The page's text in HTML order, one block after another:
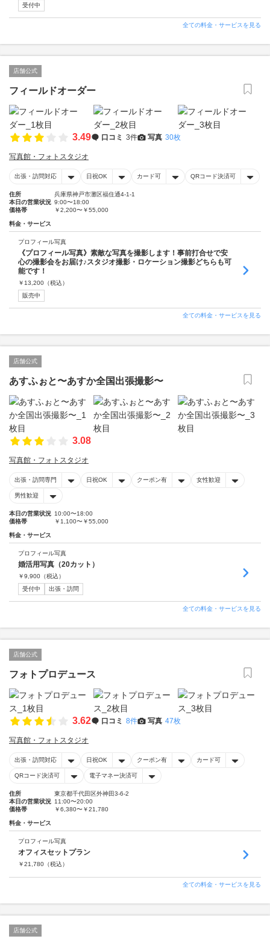
受付中
全ての料金・サービスを見る
店舗公式
フィールドオーダー
3.49 口コミ 3件 写真 30枚
写真館・フォトスタジオ
出張・訪問対応 日祝OK カード可 QRコード決済可
住所
兵庫県神戸市灘区福住通4-1-1
本日の営業状況 9:00〜18:00
価格帯
￥2,200〜￥55,000
料金・サービス
プロフィール写真
《プロフィール写真》素敵な写真を撮影します！事前打合せで安
心の撮影会をお届け♪スタジオ撮影・ロケーション撮影どちらも可
能です！
￥ 13,200 （税込）
販売中
全ての料金・サービスを見る
店舗公式
あすふぉと〜あすか全国出張撮影〜
3.08
写真館・フォトスタジオ
出張・訪問専門 日祝OK クーポン有 女性歓迎
男性歓迎
本日の営業状況 10:00〜18:00
価格帯
￥1,100〜￥55,000
料金・サービス
プロフィール写真
婚活用写真（20カット）
￥9,900 （税込）
受付中
出張・訪問
全ての料金・サービスを見る
店舗公式
フォトプロデュース
3.62 口コミ 8件 写真 47枚
写真館・フォトスタジオ
出張・訪問対応 日祝OK クーポン有 カード可
QRコード決済可 電子マネー決済可
住所
東京都千代田区外神田3-6-2
本日の営業状況 11:00〜20:00
価格帯
￥6,380〜￥21,780
料金・サービス
プロフィール写真
オフィスセットプラン
￥21,780 （税込）
全ての料金・サービスを見る
店舗公式